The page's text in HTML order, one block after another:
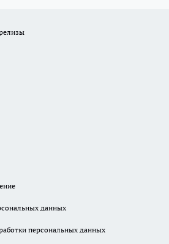
данных
персональных данных